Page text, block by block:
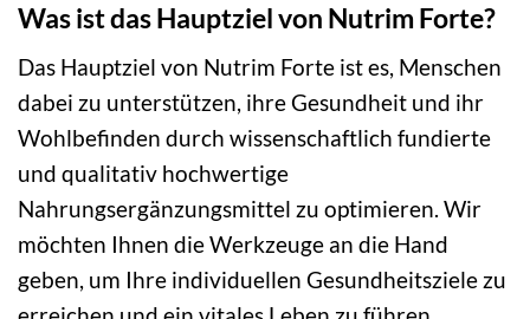
Was ist das Hauptziel von Nutrim Forte?
Das Hauptziel von Nutrim Forte ist es, Menschen
dabei zu unterstützen, ihre Gesundheit und ihr
Wohlbefinden durch wissenschaftlich fundierte
und qualitativ hochwertige
Nahrungsergänzungsmittel zu optimieren. Wir
möchten Ihnen die Werkzeuge an die Hand
geben, um Ihre individuellen Gesundheitsziele zu